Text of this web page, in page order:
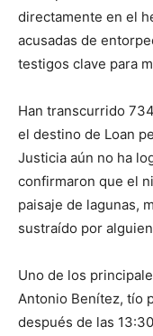
directamente en el
acusadas de
testigos clave para
Han transcurrido
el destino de Loan
Justicia aún no ha
confirmaron que el
paisaje de lagunas,
sustraído por
Uno de los
Antonio Benítez, tío
después de las